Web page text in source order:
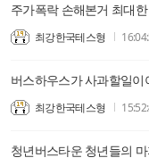
주가폭락 손해본거 최대
최강한국테스형
버스하우스가 사과할일이
최강한국테스형
청년버스타운 청년들의